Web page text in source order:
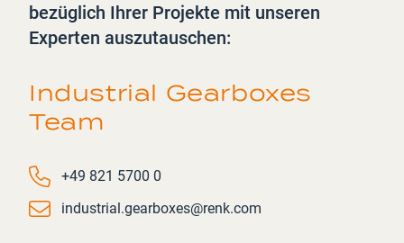
bezüglich Ihrer Projekte mit unseren
Experten auszutauschen:
Industrial Gearboxes
Team
Phone number
+49 821 5700 0
Email
industrial.gearboxes@renk.com